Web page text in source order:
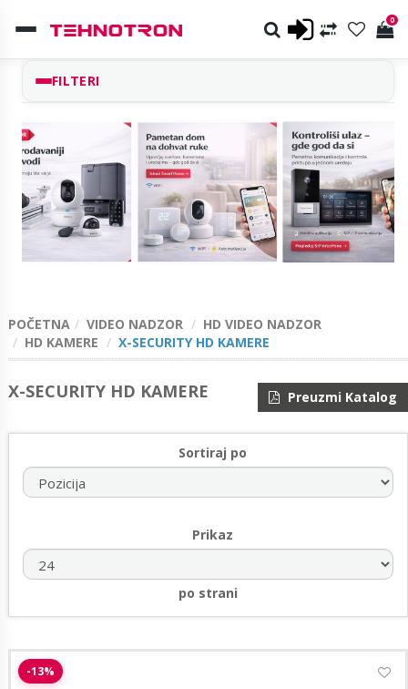
0
FILTERI
POČETNA VIDEO NADZOR
HD VIDEO NADZOR
HD KAMERE
X-SECURITY HD KAMERE
X-SECURITY HD KAMERE Preuzmi Katalog
Sortiraj po
Prikaz
po strani
-13%X-Security XS-T885A-4P4N1 dome kamera 2.8mm 4MP